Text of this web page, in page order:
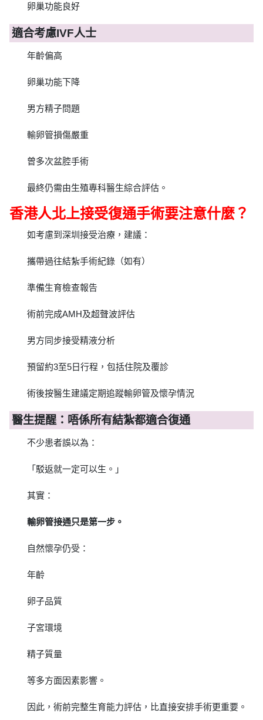
卵巢功能良好
適合考慮IVF人士
年齡偏高
卵巢功能下降
男方精子問題
輸卵管損傷嚴重
曾多次盆腔手術
最終仍需由生殖專科醫生綜合評估。
香港人北上接受復通手術要注意什麼？
如考慮到深圳接受治療，建議：
攜帶過往結紮手術紀錄（如有）
準備生育檢查報告
術前完成AMH及超聲波評估
男方同步接受精液分析
預留約3至5日行程，包括住院及覆診
術後按醫生建議定期追蹤輸卵管及懷孕情況
醫生提醒：唔係所有結紮都適合復通
不少患者誤以為：
「駁返就一定可以生。」
其實：
輸卵管接通只是第一步。
自然懷孕仍受：
年齡
卵子品質
子宮環境
精子質量
等多方面因素影響。
因此，術前完整生育能力評估，比直接安排手術更重要。